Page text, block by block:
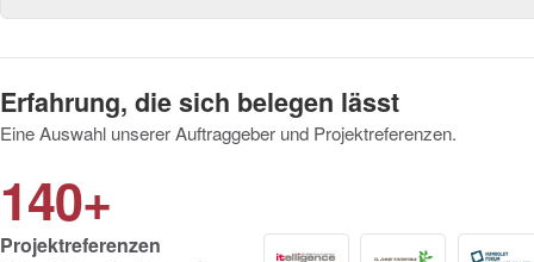
Erfahrung, die sich belegen lässt
Eine Auswahl unserer Auftraggeber und Projektreferenzen.
140+
Projektreferenzen